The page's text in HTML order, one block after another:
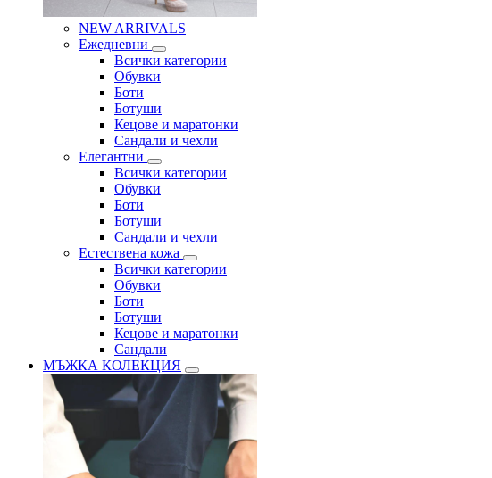
NEW ARRIVALS
Ежедневни
Всички категории
Обувки
Боти
Ботуши
Кецове и маратонки
Сандали и чехли
Елегантни
Всички категории
Обувки
Боти
Ботуши
Сандали и чехли
Естествена кожа
Всички категории
Обувки
Боти
Ботуши
Кецове и маратонки
Сандали
МЪЖКА КОЛЕКЦИЯ